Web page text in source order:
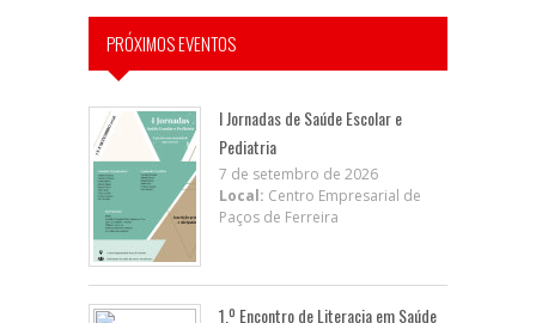
PRÓXIMOS EVENTOS
I Jornadas de Saúde Escolar e
Pediatria
7 de setembro de 2026
Local: Centro Empresarial de
Paços de Ferreira
1.º Encontro de Literacia em Saúde